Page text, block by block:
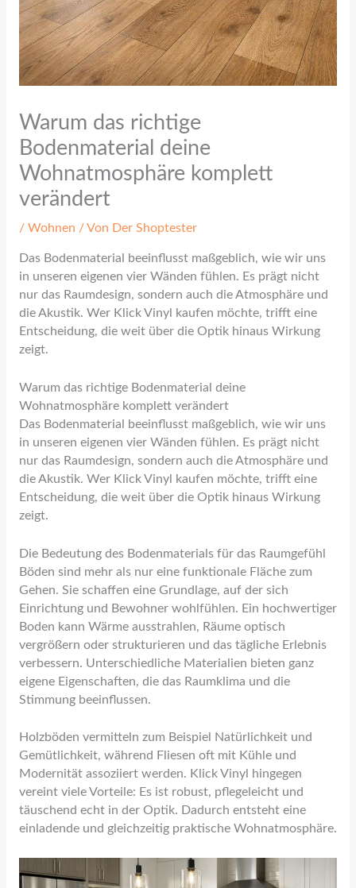
Warum das richtige
Bodenmaterial deine
Wohnatmosphäre komplett
verändert
/ Wohnen / Von Der Shoptester
Das Bodenmaterial beeinflusst maßgeblich, wie wir uns
in unseren eigenen vier Wänden fühlen. Es prägt nicht
nur das Raumdesign, sondern auch die Atmosphäre und
die Akustik. Wer Klick Vinyl kaufen möchte, trifft eine
Entscheidung, die weit über die Optik hinaus Wirkung
zeigt.
Warum das richtige Bodenmaterial deine
Wohnatmosphäre komplett verändert
Das Bodenmaterial beeinflusst maßgeblich, wie wir uns
in unseren eigenen vier Wänden fühlen. Es prägt nicht
nur das Raumdesign, sondern auch die Atmosphäre und
die Akustik. Wer Klick Vinyl kaufen möchte, trifft eine
Entscheidung, die weit über die Optik hinaus Wirkung
zeigt.
Die Bedeutung des Bodenmaterials für das Raumgefühl
Böden sind mehr als nur eine funktionale Fläche zum
Gehen. Sie schaffen eine Grundlage, auf der sich
Einrichtung und Bewohner wohlfühlen. Ein hochwertiger
Boden kann Wärme ausstrahlen, Räume optisch
vergrößern oder strukturieren und das tägliche Erlebnis
verbessern. Unterschiedliche Materialien bieten ganz
eigene Eigenschaften, die das Raumklima und die
Stimmung beeinflussen.
Holzböden vermitteln zum Beispiel Natürlichkeit und
Gemütlichkeit, während Fliesen oft mit Kühle und
Modernität assoziiert werden. Klick Vinyl hingegen
vereint viele Vorteile: Es ist robust, pflegeleicht und
täuschend echt in der Optik. Dadurch entsteht eine
einladende und gleichzeitig praktische Wohnatmosphäre.